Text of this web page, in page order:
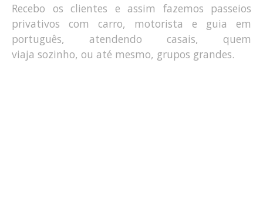
Recebo os clientes e assim fazemos passeios
privativos com carro, motorista e guia em
português, atendendo casais, quem
viaja sozinho, ou até mesmo, grupos grandes.